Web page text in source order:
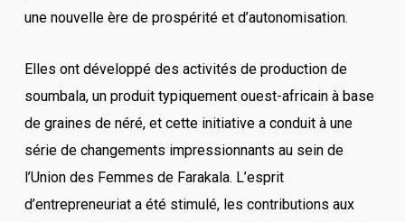
une nouvelle ère de prospérité et d’autonomisation.
Elles ont développé des activités de production de
soumbala, un produit typiquement ouest-africain à base
de graines de néré, et cette initiative a conduit à une
série de changements impressionnants au sein de
l’Union des Femmes de Farakala. L’esprit
d’entrepreneuriat a été stimulé, les contributions aux